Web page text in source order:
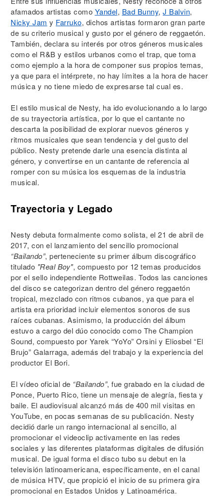
afamados artistas como Yandel, Bad Bunny, J Balvin,
Nicky Jam y Farruko, dichos artistas formaron gran parte
de su criterio musical y gusto por el género de reggaetón.
También, declara su interés por otros géneros musicales
como el R&B y estilos urbanos como el trap, que toma
como ejemplo a la hora de componer sus propios temas,
ya que para el intérprete, no hay límites a la hora de hacer
música y no tiene miedo de expresarse tal cual es.
El estilo musical de Nesty, ha ido evolucionando a lo largo
de su trayectoria artística, por lo que el cantante no
descarta la posibilidad de explorar nuevos géneros y
ritmos musicales que sean tendencia y del gusto del
público. Nesty pretende darle una esencia distinta al
género, y convertirse en un cantante de referencia al
romper con su música los esquemas de la industria
musical.
Trayectoria y Legado
Nesty debuta formalmente como solista, el 21 de abril de
2017, con el lanzamiento del sencillo promocional
“Bailando”, perteneciente su primer álbum discográfico
titulado "Real Boy", compuesto por 12 temas producidos
por el sello independiente Rottweilas. Todos las canciones
del disco se categorizan dentro del género reggaetón
tropical, mezclado con ritmos cubanos, ya que para el
artista era prioridad incluir elementos sonoros de sus
raíces cubanas. Asimismo, la producción del álbum
estuvo a cargo del dúo conocido como The Champion
Sound, compuesto por Yarek “YoYo” Orsini y Eliosbel “El
Brujo” Galarraga, además del trabajo y la experiencia del
productor El Bori.
El vídeo oficial de “Bailando”, fue grabado en la ciudad de
Ponce, Puerto Rico, tiene un mensaje de alegría, fiesta y
baile. El audiovisual alcanzó más de 400 mil visitas en
YouTube, en pocas semanas de su publicación. Nesty
decidió darle un rango internacional al sencillo, al
promocionar el videoclip activamente en las redes
sociales y las diferentes plataformas digitales de difusión
musical. De igual forma el disco tubo su debut en la
televisión latinoamericana, específicamente, en el canal
de música HTV, que propició el inicio de su primera gira
promocional en Estados Unidos y Latinoamérica.